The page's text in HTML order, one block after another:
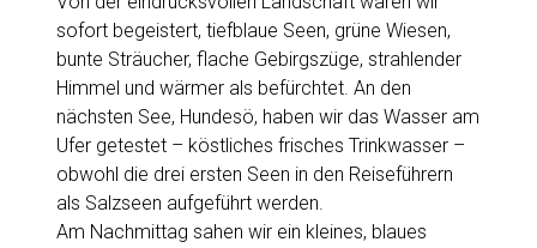
sofort begeistert, tiefblaue Seen, grüne Wiesen,
bunte Sträucher, flache Gebirgszüge, strahlender
Himmel und wärmer als befürchtet. An den
nächsten See, Hundesö, haben wir das Wasser am
Ufer getestet – köstliches frisches Trinkwasser –
obwohl die drei ersten Seen in den Reiseführern
als Salzseen aufgeführt werden.
Am Nachmittag sahen wir ein kleines, blaues